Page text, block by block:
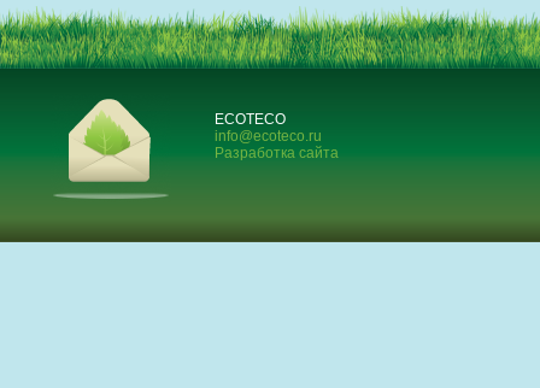
ECOTECO
info@ecoteco.ru
Разработка сайта